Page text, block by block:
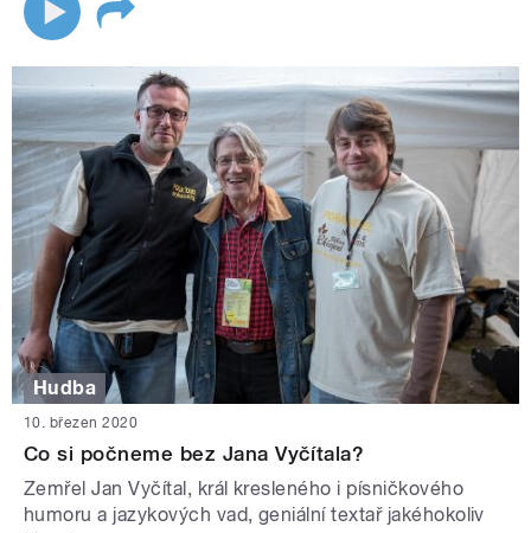
Hudba
10. březen 2020
Co si počneme bez Jana Vyčítala?
Zemřel Jan Vyčítal, král kresleného i písničkového
humoru a jazykových vad, geniální textař jakéhokoliv